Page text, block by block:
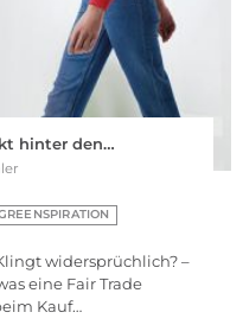
hinter den…
widersprüchlich? –
eine Fair Trade
Kauf…